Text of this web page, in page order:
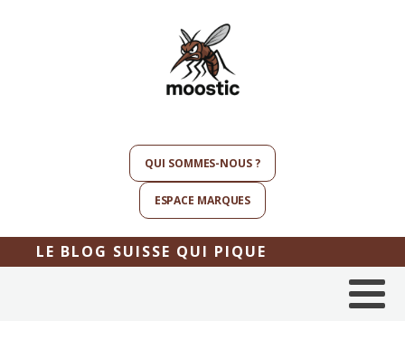
QUI SOMMES-NOUS ?
ESPACE MARQUES
LE BLOG SUISSE QUI PIQUE